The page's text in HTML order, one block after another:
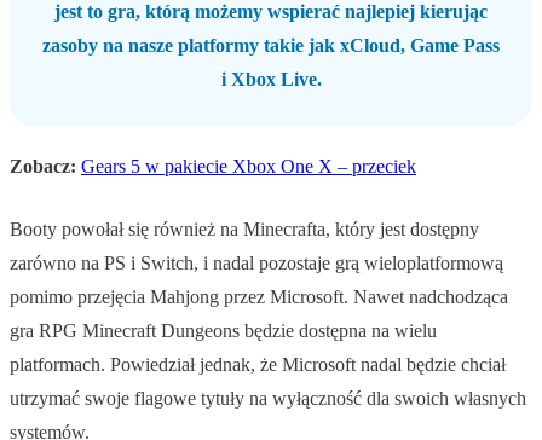
jest to gra, którą możemy wspierać najlepiej kierując
zasoby na nasze platformy takie jak xCloud, Game Pass
i Xbox Live.
Zobacz: Gears 5 w pakiecie Xbox One X – przeciek
Booty powołał się również na Minecrafta, który jest dostępny
zarówno na PS i Switch, i nadal pozostaje grą wieloplatformową
pomimo przejęcia Mahjong przez Microsoft. Nawet nadchodząca
gra RPG Minecraft Dungeons będzie dostępna na wielu
platformach. Powiedział jednak, że Microsoft nadal będzie chciał
utrzymać swoje flagowe tytuły na wyłączność dla swoich własnych
systemów.